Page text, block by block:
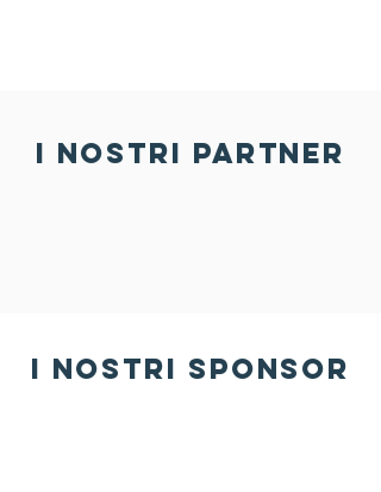
i nostri partner
i nostri sponsor